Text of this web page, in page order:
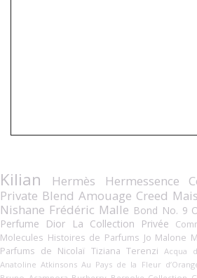
Kilian Hermès Hermessence
Private Blend Amouage Creed
Nishane Frédéric Malle Bond No. 9
Perfume
Dior La Collection Privée
Molecules Histoires de Parfums Jo Malone
Parfums de Nicolaï Tiziana Terenzi Acqua
Anatoline Atkinsons Au Pays de la Fleur